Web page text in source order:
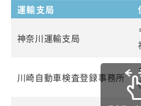
運輸支局
神奈川運輸支局
川崎自動車検査登録事務所